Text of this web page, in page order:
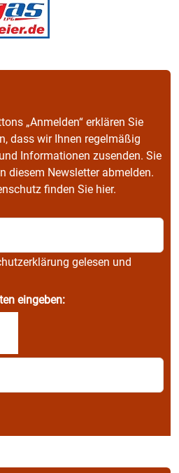
„Anmelden“ erklären Sie
dass wir Ihnen regelmäßig
Informationen zusenden. Sie
diesem Newsletter abmelden.
finden Sie hier.
gelesen und
eingeben: